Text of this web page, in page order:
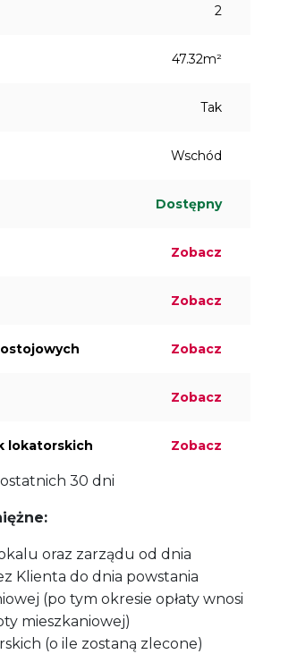
2
47.32m²
Tak
Wschód
Dostępny
Zobacz
Zobacz
Zobacz
Zobacz
lokatorskich Zobacz
30 dni
oraz zarządu od dnia
Klienta do dnia powstania
(po tym okresie opłaty wnosi
mieszkaniowej)
(o ile zostaną zlecone)